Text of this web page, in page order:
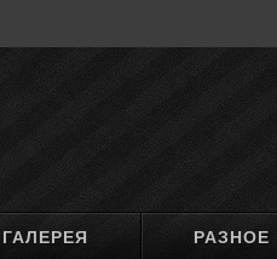
ГАЛЕРЕЯ РАЗНОЕ